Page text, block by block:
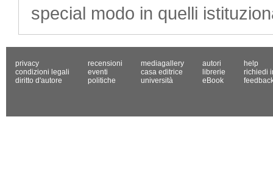
special modo in quelli
privacy
condizioni legali
diritto d'autore
recensioni
eventi
politiche
mediagallery
casa editrice
università
autori
librerie
eBook
help
richiedi